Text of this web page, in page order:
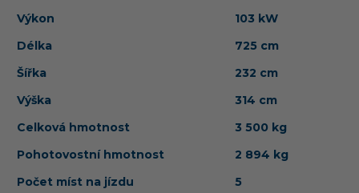
Výkon
103 kW
Délka
725 cm
Šířka
232 cm
Výška
314 cm
Celková hmotnost
3 500 kg
Pohotovostní hmotnost
2 894 kg
Počet míst na jízdu
5